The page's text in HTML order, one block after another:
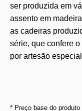
ser produzida em
assento em
as cadeiras
série, que confere
por artesão
* Preço base do produto